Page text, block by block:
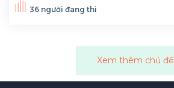
36 người đang thi
Xem thêm chủ đề